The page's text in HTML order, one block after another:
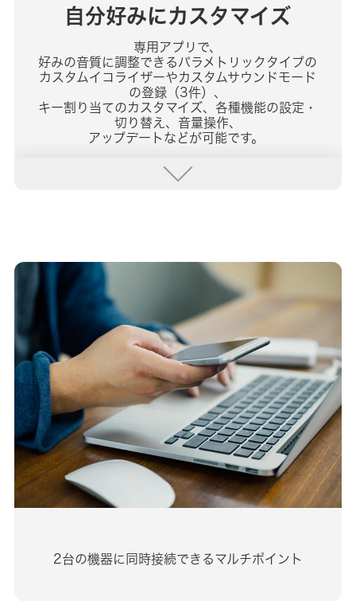
自分好みにカスタマイズ
専用アプリで、
好みの音質に調整できるパラメトリックタイプの
カスタムイコライザーやカスタムサウンドモード
の登録（3件）、
キー割り当てのカスタマイズ、各種機能の設定・
切り替え、音量操作、
アップデートなどが可能です。
2台の機器に同時接続できるマルチポイント